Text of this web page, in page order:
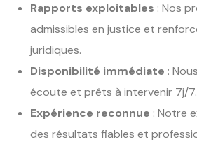
Rapports exploitables : Nos
admissibles en justice et
juridiques.
Disponibilité immédiate :
écoute et prêts à intervenir 7j/7.
Expérience reconnue : Notre
des résultats fiables et